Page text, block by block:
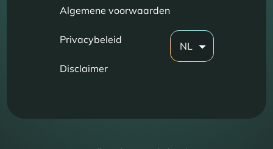
Algemene voorwaarden
Privacybeleid
Disclaimer
NL